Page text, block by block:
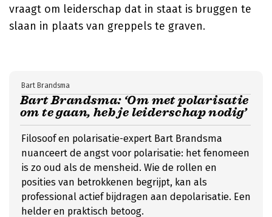
vraagt om leiderschap dat in staat is bruggen te
slaan in plaats van greppels te graven.
Bart Brandsma: ‘Om met polarisatie
om te gaan, heb je leiderschap nodig’
Bart Brandsma
Filosoof en polarisatie-expert Bart Brandsma
nuanceert de angst voor polarisatie: het fenomeen
is zo oud als de mensheid. Wie de rollen en
posities van betrokkenen begrijpt, kan als
professional actief bijdragen aan depolarisatie. Een
helder en praktisch betoog.